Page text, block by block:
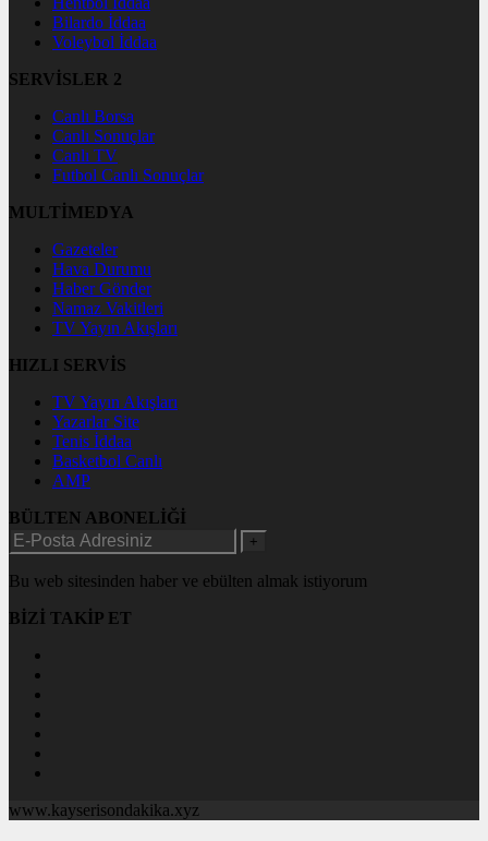
Bilardo İddaa
Voleybol İddaa
SERVİSLER 2
Canlı Borsa
Canlı Sonuçlar
Canlı TV
Futbol Canlı Sonuçlar
MULTİMEDYA
Gazeteler
Hava Durumu
Haber Gönder
Namaz Vakitleri
TV Yayın Akışları
HIZLI SERVİS
TV Yayın Akışları
Yazarlar Site
Tenis İddaa
Basketbol Canlı
AMP
BÜLTEN ABONELİĞİ
+
Bu web sitesinden haber ve ebülten almak istiyorum
BİZİ TAKİP ET
www.kayserisondakika.xyz